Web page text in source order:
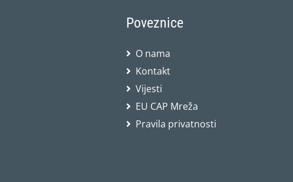
Poveznice
O nama
Kontakt
Vijesti
EU CAP Mreža
Pravila privatnosti